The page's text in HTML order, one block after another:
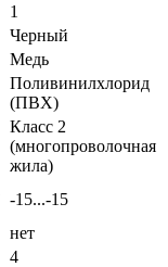
1
Черный
Медь
Поливинилхлорид
(ПВХ)
Класс 2
(многопроволочная
жила)
-15...-15
нет
4